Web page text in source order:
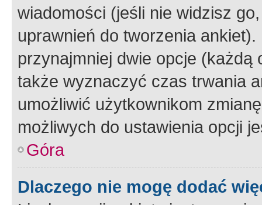
wiadomości (jeśli nie widzisz
uprawnień do tworzenia
przynajmniej dwie opcje
także wyznaczyć czas trwania
umożliwić użytkownikom
możliwych do ustawienia opcji
Góra
Dlaczego nie mogę dodać